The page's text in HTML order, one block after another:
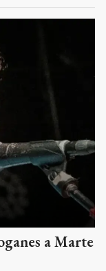
a Marte